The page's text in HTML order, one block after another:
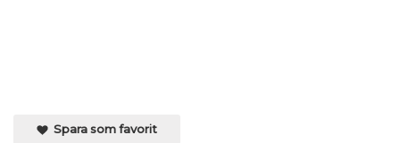
Spara som favorit